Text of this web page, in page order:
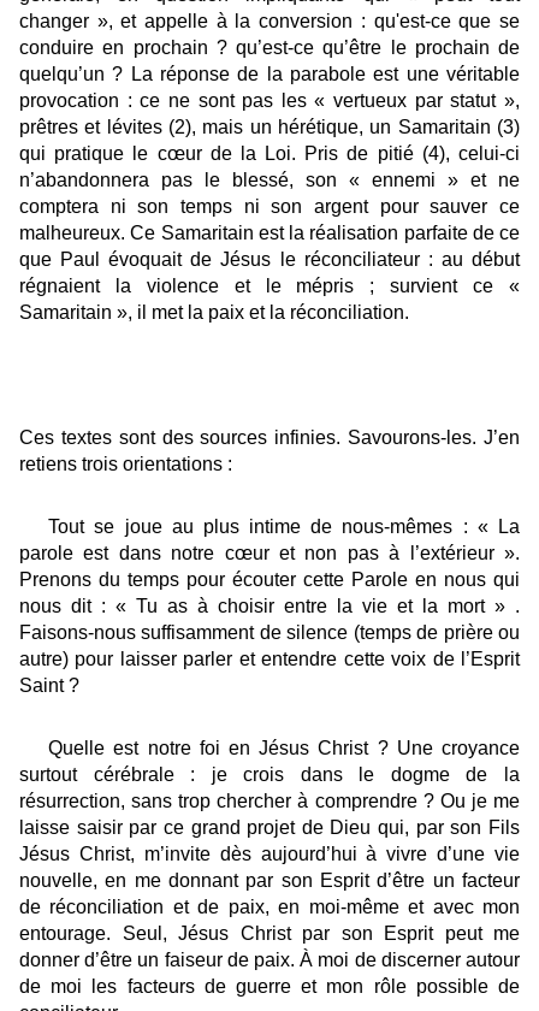
changer », et appelle à la conversion : qu'est-ce que se
conduire en prochain ? qu’est-ce qu’être le prochain de
quelqu’un ? La réponse de la parabole est une véritable
provocation : ce ne sont pas les « vertueux par statut »,
prêtres et lévites (2), mais un hérétique, un Samaritain (3)
qui pratique le cœur de la Loi. Pris de pitié (4), celui-ci
n’abandonnera pas le blessé, son « ennemi » et ne
comptera ni son temps ni son argent pour sauver ce
malheureux. Ce Samaritain est la réalisation parfaite de ce
que Paul évoquait de Jésus le réconciliateur : au début
régnaient la violence et le mépris ; survient ce «
Samaritain », il met la paix et la réconciliation.
Ces textes sont des sources infinies. Savourons-les. J’en
retiens trois orientations :
Tout se joue au plus intime de nous-mêmes : « La
parole est dans notre cœur et non pas à l’extérieur ».
Prenons du temps pour écouter cette Parole en nous qui
nous dit : « Tu as à choisir entre la vie et la mort » .
Faisons-nous suffisamment de silence (temps de prière ou
autre) pour laisser parler et entendre cette voix de l’Esprit
Saint ?
Quelle est notre foi en Jésus Christ ? Une croyance
surtout cérébrale : je crois dans le dogme de la
résurrection, sans trop chercher à comprendre ? Ou je me
laisse saisir par ce grand projet de Dieu qui, par son Fils
Jésus Christ, m’invite dès aujourd’hui à vivre d’une vie
nouvelle, en me donnant par son Esprit d’être un facteur
de réconciliation et de paix, en moi-même et avec mon
entourage. Seul, Jésus Christ par son Esprit peut me
donner d’être un faiseur de paix. À moi de discerner autour
de moi les facteurs de guerre et mon rôle possible de